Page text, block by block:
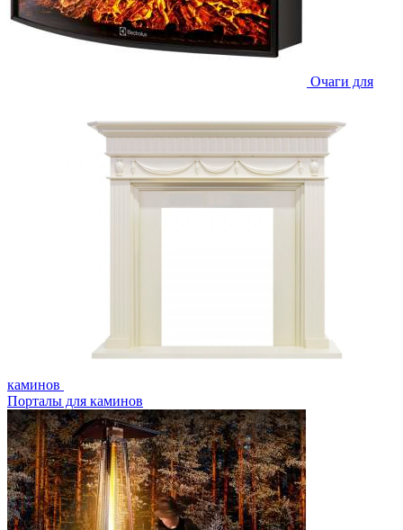
Очаги для
каминов
Порталы для каминов